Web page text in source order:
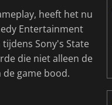
heeft het nu
Entertainment
Sony's State
die niet alleen de
game bood.